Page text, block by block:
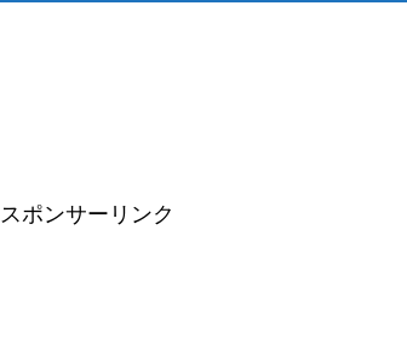
スポンサーリンク